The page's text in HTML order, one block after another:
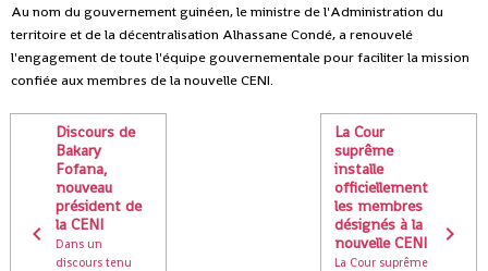
Au nom du gouvernement guinéen, le ministre de l'Administration du
territoire et de la décentralisation Alhassane Condé, a renouvelé
l'engagement de toute l'équipe gouvernementale pour faciliter la mission
confiée aux membres de la nouvelle CENI.
Discours de
Bakary
Fofana,
nouveau
président de
la CENI
Dans un
discours tenu
La Cour
suprême
installe
officiellement
les membres
désignés à la
nouvelle CENI
La Cour suprême